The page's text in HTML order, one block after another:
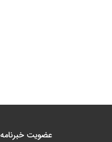
عضویت خبرنامه